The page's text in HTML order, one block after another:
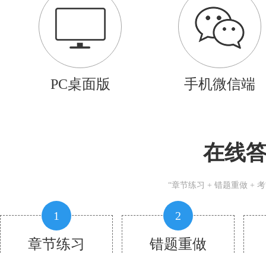
PC桌面版 手机微信端
在线
“章节练习 + 错题重做 +
1
章节练习
2
错题重做